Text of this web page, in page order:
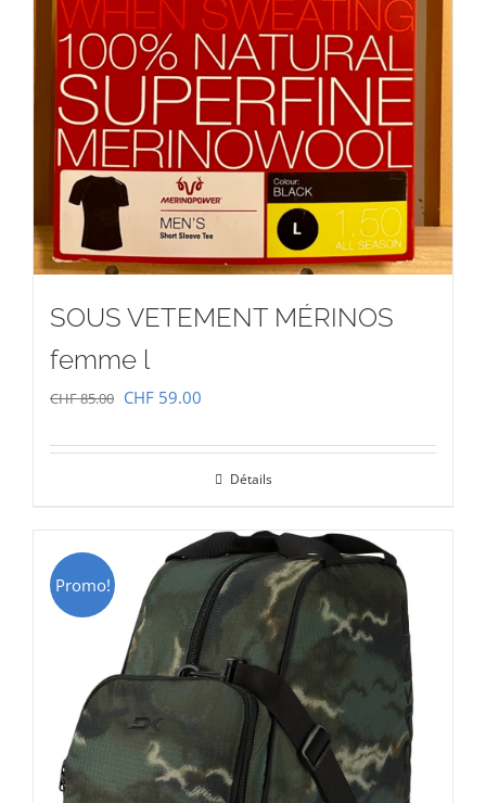
SOUS VETEMENT MÉRINOS
femme l
CHF85.00 Le
initial
CHF 59.00
actuel
CHF 59.00.
Détails
Promo!